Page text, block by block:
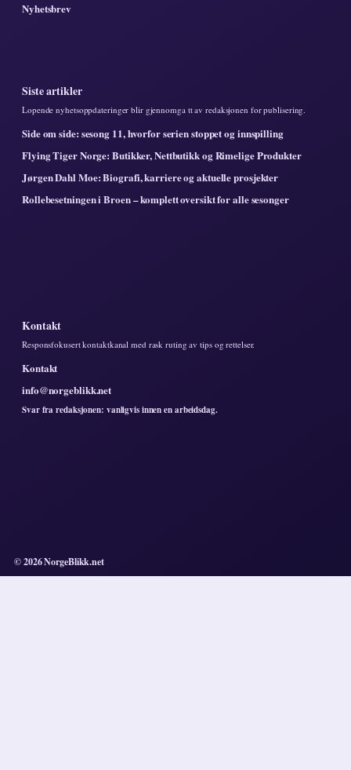
Nyhetsbrev
Siste artikler
Lopende nyhetsoppdateringer blir gjennomga tt av redaksjonen for publisering.
Side om side: sesong 11, hvorfor serien stoppet og innspilling
Flying Tiger Norge: Butikker, Nettbutikk og Rimelige Produkter
Jørgen Dahl Moe: Biografi, karriere og aktuelle prosjekter
Rollebesetningen i Broen – komplett oversikt for alle sesonger
Kontakt
Responsfokusert kontaktkanal med rask ruting av tips og rettelser.
Kontakt
info@norgeblikk.net
Svar fra redaksjonen: vanligvis innen en arbeidsdag.
© 2026 NorgeBlikk.net